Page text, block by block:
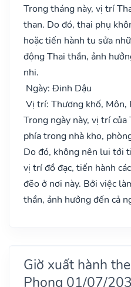
Trong tháng này, vị trí
than. Do đó, thai phụ
hoặc tiến hành tu sửa
động Thai thần, ảnh
nhi.
Ngày: Đinh Dậu
Vị trí: Thương khố, Môn,
Trong ngày này, vị trí
phía trong nhà kho,
Do đó, không nên lui tới
vị trí đồ đạc, tiến hành
đẽo ở nơi này. Bởi việc
thần, ảnh hưởng đến cả
Giờ xuất hành
Phong 01/07/